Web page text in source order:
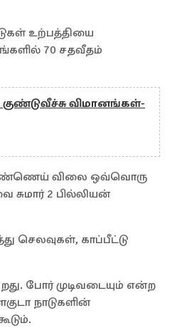
உற்பத்தியை
70 சதவீதம்
குண்டுவீச்சு விமானங்கள்-
எண்ணெய் விலை ஒவ்வொரு
சுமார் 2 பில்லியன்
செலவுகள், காப்பீட்டு
போர் முடிவடையும் என்ற
நாடுகளின்